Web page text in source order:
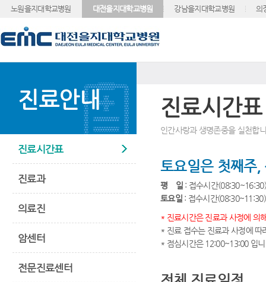
노원을지대학교병원 대전을지대학교병원 강남을지대학교병원 의
진료안내
진료시간표
진료과
의료진
암센터
전문진료센터
진료시간표
인간사랑과 생명존중을 실천합
토요일은 첫째주,
평 일: 접수시간
토요일: 접수시간
* 진료시간은 진료과 사정에 의
* 진료 접수는 진료과 사정에 따
* 점심시간은 12:00~13:00 입